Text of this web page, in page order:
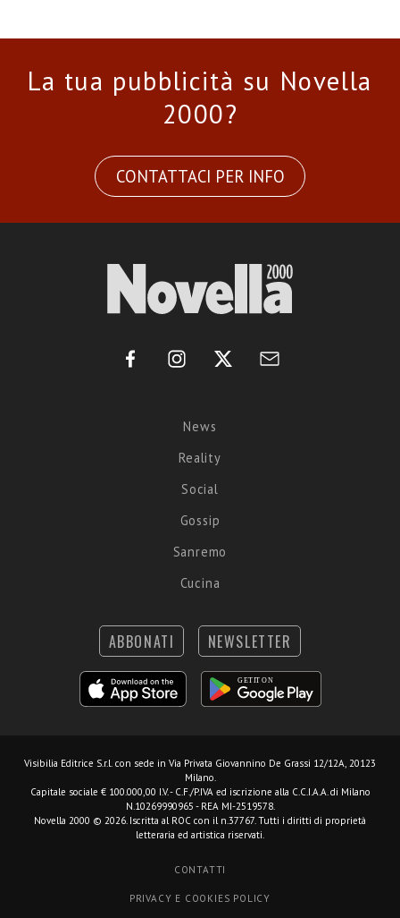
La tua pubblicità su Novella
2000?
CONTATTACI PER INFO
News
Reality
Social
Gossip
Sanremo
Cucina
ABBONATI NEWSLETTER
Visibilia Editrice S.r.l. con sede in Via Privata Giovannino De Grassi 12/12A, 20123
Milano.
Capitale sociale € 100.000,00 I.V. - C.F./P.IVA ed iscrizione alla C.C.I.A.A. di Milano
N.10269990965 - REA MI-2519578.
Novella 2000 © 2026. Iscritta al ROC con il n.37767. Tutti i diritti di proprietà
letteraria ed artistica riservati.
CONTATTI
PRIVACY E COOKIES POLICY